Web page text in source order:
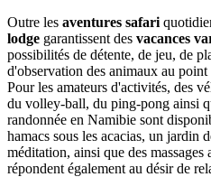
Outre les aventures safari
lodge garantissent des vacances
possibilités de détente, de jeu, de
d'observation des animaux au
Pour les amateurs d'activités, des
du volley-ball, du ping-pong ainsi
randonnée en Namibie sont
hamacs sous les acacias, un jardin
méditation, ainsi que des
répondent également au désir de